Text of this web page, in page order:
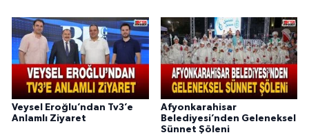
Veysel Eroğlu’ndan Tv3’e
Anlamlı Ziyaret
Afyonkarahisar
Belediyesi’nden Geleneksel
Sünnet Şöleni